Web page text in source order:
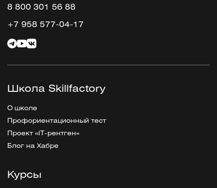
8 800 301 56 88
+7 958 577-04-17
Школа Skillfactory
О школе
Профориентационный тест
Проект «IT-рентген»
Блог на Хабре
Курсы